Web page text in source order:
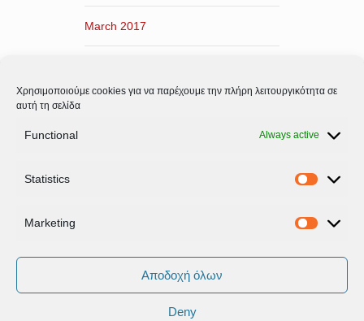
Χρησιμοποιούμε cookies για να παρέχουμε την πλήρη λειτουργικότητα σε
αυτή τη σελίδα
Functional Always active
Statistics
Marketing
Αποδοχή όλων
Deny
March 2017